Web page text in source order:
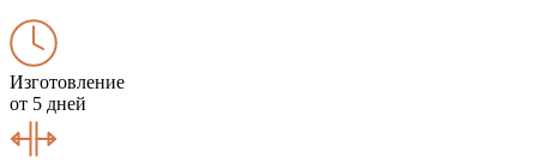
Изготовление
от 5 дней